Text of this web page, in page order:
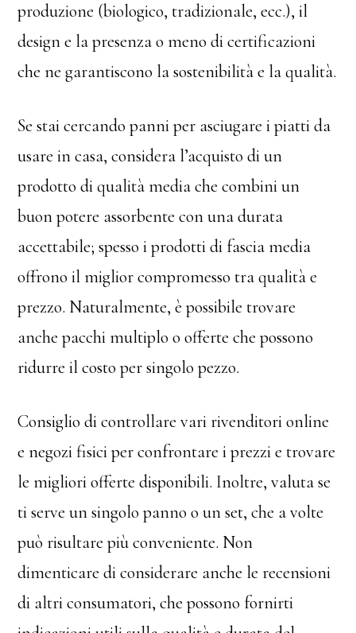
produzione (biologico, tradizionale, ecc.), il
design e la presenza o meno di certificazioni
che ne garantiscono la sostenibilità e la qualità.
Se stai cercando panni per asciugare i piatti da
usare in casa, considera l’acquisto di un
prodotto di qualità media che combini un
buon potere assorbente con una durata
accettabile; spesso i prodotti di fascia media
offrono il miglior compromesso tra qualità e
prezzo. Naturalmente, è possibile trovare
anche pacchi multiplo o offerte che possono
ridurre il costo per singolo pezzo.
Consiglio di controllare vari rivenditori online
e negozi fisici per confrontare i prezzi e trovare
le migliori offerte disponibili. Inoltre, valuta se
ti serve un singolo panno o un set, che a volte
può risultare più conveniente. Non
dimenticare di considerare anche le recensioni
di altri consumatori, che possono fornirti